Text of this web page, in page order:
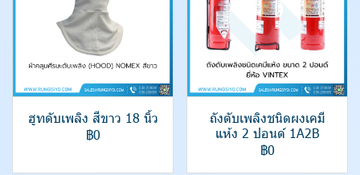
ฮูทดับเพลิง สีขาว 18 นิ้ว
฿0
ถังตับเพลิงชนิดผงเคมี
แห้ง 2 ปอนด์ 1A2B
฿0